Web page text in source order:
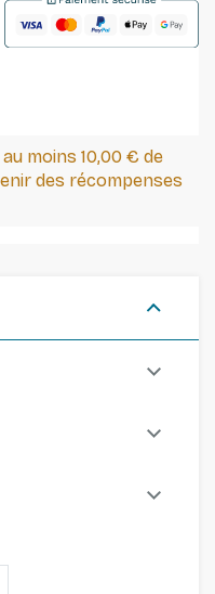
moins 10,00 € de
des récompenses